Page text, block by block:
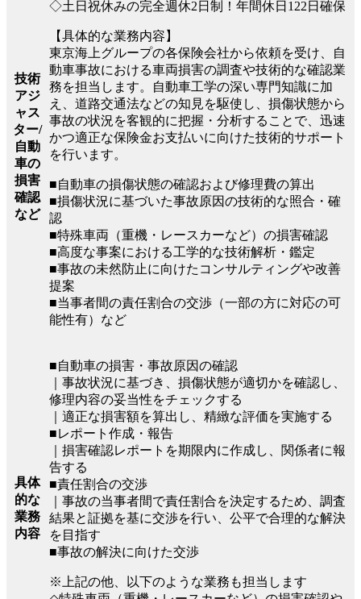
技術
アジ
ャス
ター/
自動
車の
損害
確認
など
◇土日祝休みの完全週休2日制！年間休日122日確保
【具体的な業務内容】
東京海上グループの各保険会社から依頼を受け、自
動車事故における車両損害の調査や技術的な確認業
務を担当します。自動車工学の深い専門知識に加
え、道路交通法などの知見を駆使し、損傷状態から
事故の状況を客観的に把握・分析することで、迅速
かつ適正な保険金お支払いに向けた技術的サポート
を行います。
■自動車の損傷状態の確認および修理費の算出
■損傷状況に基づいた事故原因の技術的な照合・確
認
■特殊車両（重機・レースカーなど）の損害確認
■高度な事案における工学的な技術解析・鑑定
■事故の未然防止に向けたコンサルティングや改善
提案
■当事者間の責任割合の交渉（一部の方に対応の可
能性有）など
具体
的な
業務
内容
■自動車の損害・事故原因の確認
｜事故状況に基づき、損傷状態が適切かを確認し、
修理内容の妥当性をチェックする
｜適正な損害額を算出し、精緻な評価を実施する
■レポート作成・報告
｜損害確認レポートを期限内に作成し、関係者に報
告する
■責任割合の交渉
｜事故の当事者間で責任割合を決定するため、調査
結果と証拠を基に交渉を行い、公平で合理的な解決
を目指す
■事故の解決に向けた交渉
※上記の他、以下のような業務も担当します